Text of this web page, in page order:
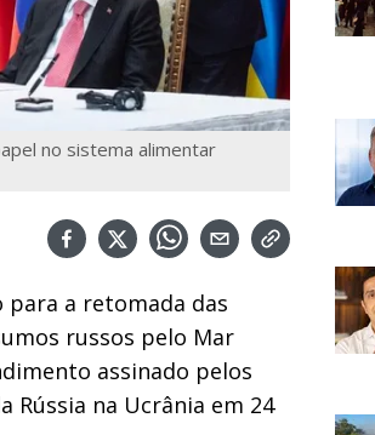
no sistema alimentar
para a retomada das
russos pelo Mar
assinado pelos
Rússia na Ucrânia em 24